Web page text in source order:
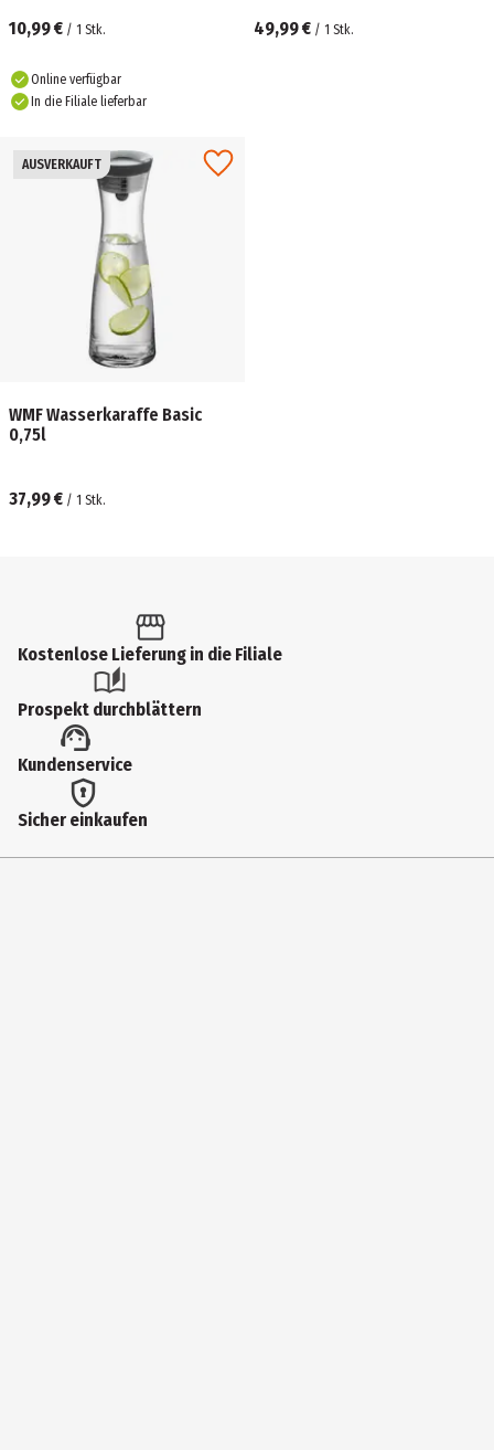
10,99 € / 1 Stk.
Online verfügbar
In die Filiale lieferbar
49,99 € / 1 Stk.
AUSVERKAUFT
WMF Wasserkaraffe Basic
0,75l
37,99 € / 1 Stk.
Kostenlose Lieferung in die Filiale
Prospekt durchblättern
Kundenservice
Sicher einkaufen